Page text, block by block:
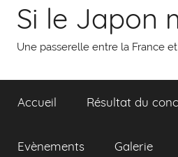
Si le Japon
Une passerelle entre la France
Accueil Résultat du
Evènements Galerie